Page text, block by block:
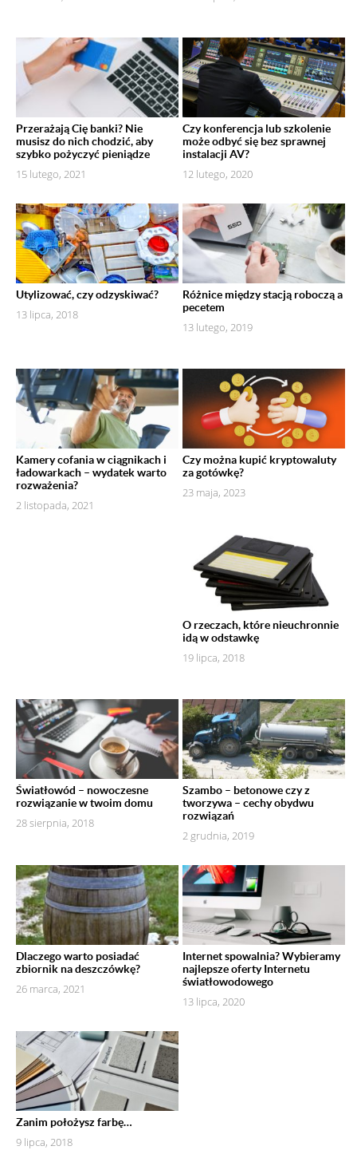
Przerażają Cię banki? Nie
musisz do nich chodzić, aby
szybko pożyczyć pieniądze
15 lutego, 2021
Czy konferencja lub szkolenie
może odbyć się bez sprawnej
instalacji AV?
12 lutego, 2020
Utylizować, czy odzyskiwać?
13 lipca, 2018
Różnice między stacją roboczą a
pecetem
13 lutego, 2019
Kamery cofania w ciągnikach i
ładowarkach – wydatek warto
rozważenia?
2 listopada, 2021
Czy można kupić kryptowaluty
za gotówkę?
23 maja, 2023
O rzeczach, które nieuchronnie
idą w odstawkę
19 lipca, 2018
Światłowód – nowoczesne
rozwiązanie w twoim domu
28 sierpnia, 2018
Szambo – betonowe czy z
tworzywa – cechy obydwu
rozwiązań
2 grudnia, 2019
Dlaczego warto posiadać
zbiornik na deszczówkę?
26 marca, 2021
Internet spowalnia? Wybieramy
najlepsze oferty Internetu
światłowodowego
13 lipca, 2020
Zanim położysz farbę…
9 lipca, 2018